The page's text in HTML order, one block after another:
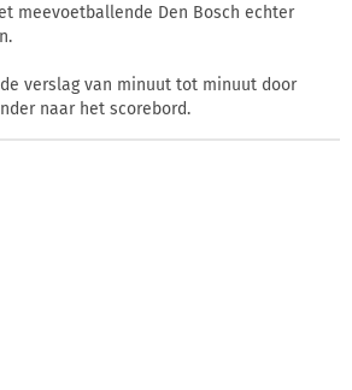
meevoetballende Den Bosch echter
verslag van minuut tot minuut door
naar het scorebord.